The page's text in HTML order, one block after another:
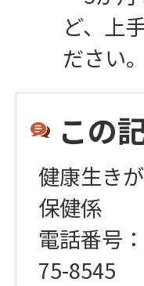
ど、上
ださい。
この
健康生き
保健係
電話番号
75-8545